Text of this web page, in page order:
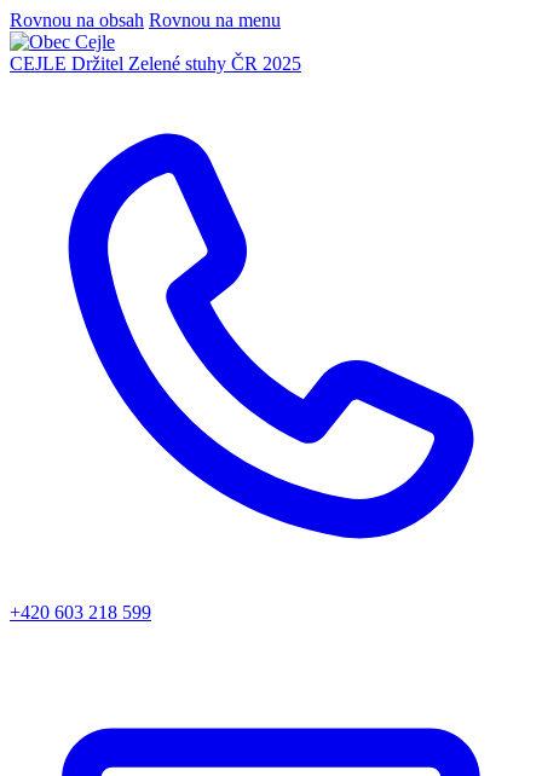
Rovnou na obsah Rovnou na menu
CEJLE Držitel Zelené stuhy ČR 2025
+420 603 218 599